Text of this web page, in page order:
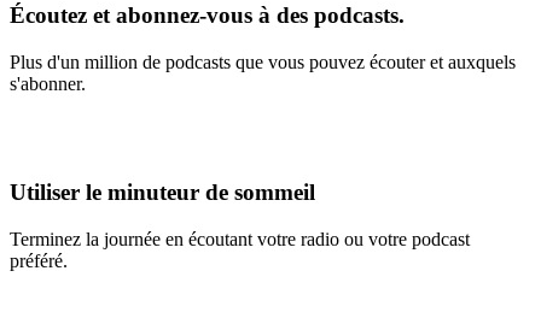
Écoutez et abonnez-vous à des podcasts.
Plus d'un million de podcasts que vous pouvez écouter et auxquels
s'abonner.
Utiliser le minuteur de sommeil
Terminez la journée en écoutant votre radio ou votre podcast
préféré.